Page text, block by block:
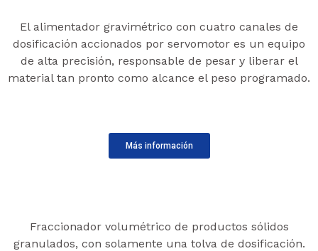
El alimentador gravimétrico con cuatro canales de
dosificación accionados por servomotor es un equipo
de alta precisión, responsable de pesar y liberar el
material tan pronto como alcance el peso programado.
Más información
Fraccionador volumétrico de productos sólidos
granulados, con solamente una tolva de dosificación.